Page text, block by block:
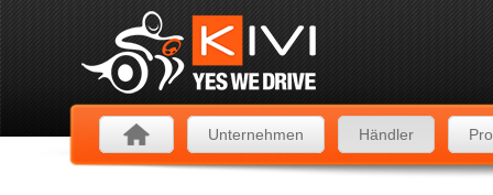
Unternehmen Händler